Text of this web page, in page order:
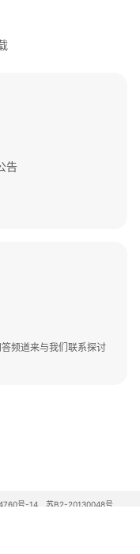
告
频道来与我们联系探讨
号-14
苏B2-20130048号